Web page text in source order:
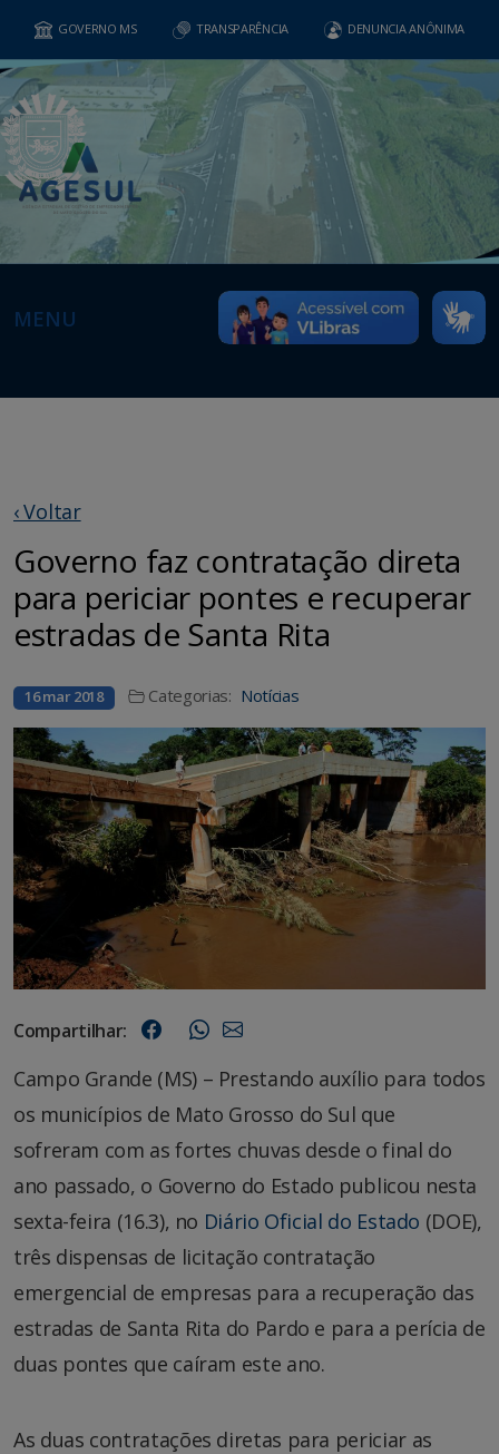
GOVERNO MS TRANSPARÊNCIA DENUNCIA ANÔNIMA
MENU
‹ Voltar
Governo faz contratação direta
para periciar pontes e recuperar
estradas de Santa Rita
16 mar 2018 Categorias: Notícias
Compartilhar:
Campo Grande (MS) – Prestando auxílio para todos
os municípios de Mato Grosso do Sul que
sofreram com as fortes chuvas desde o final do
ano passado, o Governo do Estado publicou nesta
sexta-feira (16.3), no Diário Oficial do Estado (DOE),
três dispensas de licitação contratação
emergencial de empresas para a recuperação das
estradas de Santa Rita do Pardo e para a perícia de
duas pontes que caíram este ano.
As duas contratações diretas para periciar as